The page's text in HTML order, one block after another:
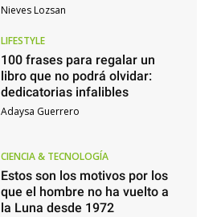
Nieves Lozsan
LIFESTYLE
100 frases para regalar un
libro que no podrá olvidar:
dedicatorias infalibles
Adaysa Guerrero
CIENCIA & TECNOLOGÍA
Estos son los motivos por los
que el hombre no ha vuelto a
la Luna desde 1972